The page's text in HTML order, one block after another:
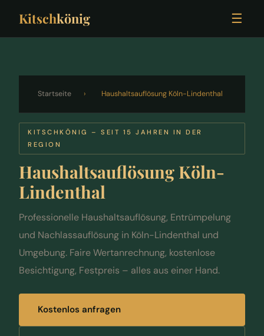
Kitschkönig ☰
Startseite › Haushaltsauflösung Köln-Lindenthal
KITSCHKÖNIG – SEIT 15 JAHREN IN DER
REGION
Haushaltsauflösung Köln-
Lindenthal
Professionelle Haushaltsauflösung, Entrümpelung
und Nachlassauflösung in Köln-Lindenthal und
Umgebung. Faire Wertanrechnung, kostenlose
Besichtigung, Festpreis – alles aus einer Hand.
Kostenlos anfragen